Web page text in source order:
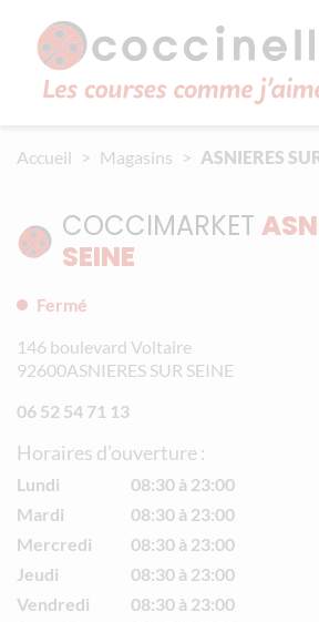
Accueil Magasins ASNIERES
COCCIMARKET
SEINE
Fermé
146 boulevard Voltaire
92600ASNIERES SUR SEINE
06 52 54 71 13
Horaires d’ouverture :
Lundi
08:30 à 23:00
Mardi
08:30 à 23:00
Mercredi
08:30 à 23:00
Jeudi
08:30 à 23:00
Vendredi
08:30 à 23:00